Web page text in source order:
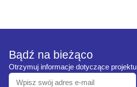
Bądź na bieżąco
Otrzymuj informacje dotyczące projektu
Wpisz